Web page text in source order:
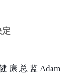
定
康总监Adam